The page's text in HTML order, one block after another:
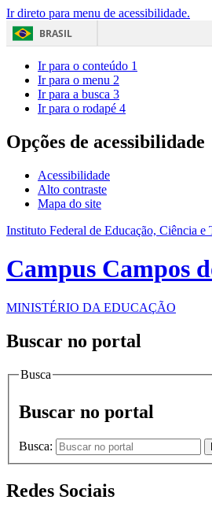
Ir direto para menu de acessibilidade.
BRASIL
Ir para o conteúdo 1
Ir para o menu 2
Ir para a busca 3
Ir para o rodapé 4
Opções de acessibilidade
Acessibilidade
Alto contraste
Mapa do site
Instituto Federal de Educação, Ciência e
Campus Campos
MINISTÉRIO DA EDUCAÇÃO
Buscar no portal
Busca
Buscar no portal
Busca:
Redes Sociais